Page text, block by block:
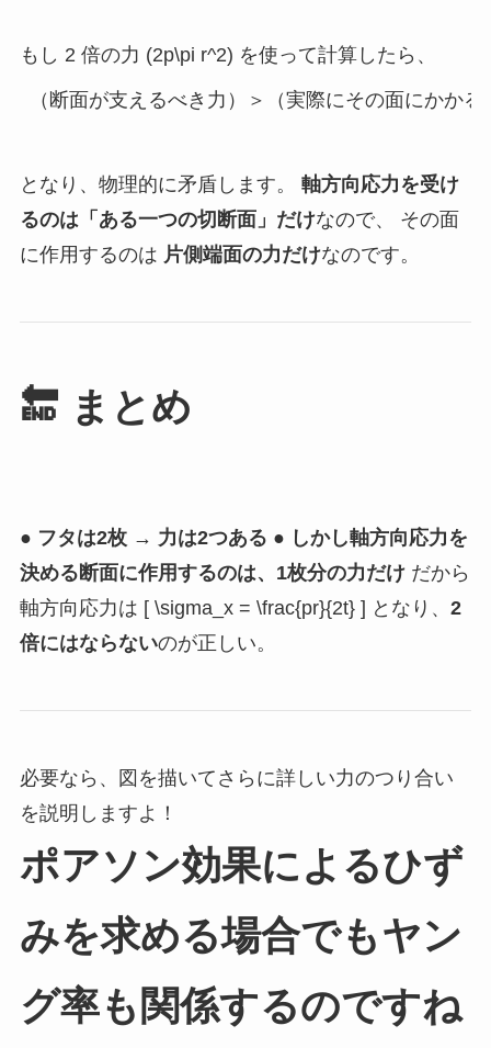
もし 2 倍の力 (2p\pi r^2) を使って計算したら、
となり、物理的に矛盾します。 軸方向応力を受け
るのは「ある一つの切断面」だけなので、 その面
に作用するのは 片側端面の力だけなのです。
🔚 まとめ
● フタは2枚 → 力は2つある ● しかし軸方向応力を
決める断面に作用するのは、1枚分の力だけだから
軸方向応力は [ \sigma_x = \frac{pr}{2t} ] となり、 2
倍にはならないのが正しい。
必要なら、図を描いてさらに詳しい力のつり合い
を説明しますよ！
ポアソン効果によるひず
みを求める場合でもヤン
グ率も関係するのですね